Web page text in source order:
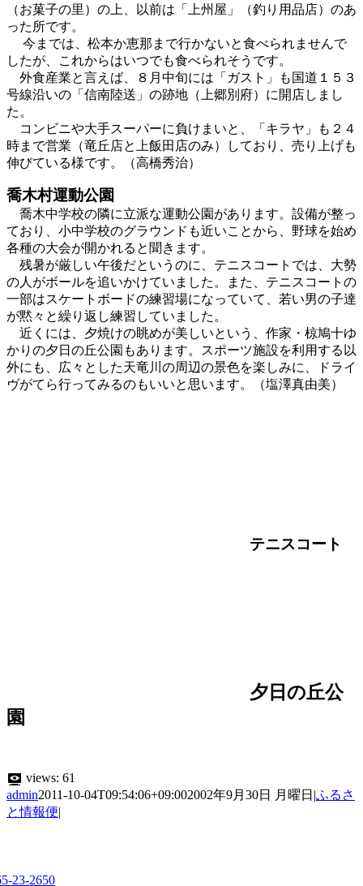
（お菓子の里）の上、以前は「上州屋」（釣り用品店）のあ
った所です。
今までは、松本か恵那まで行かないと食べられませんで
したが、これからはいつでも食べられそうです。
外食産業と言えば、８月中旬には「ガスト」も国道１５３
号線沿いの「信南陸送」の跡地（上郷別府）に開店しまし
た。
コンビニや大手スーパーに負けまいと、「キラヤ」も２４
時まで営業（竜丘店と上飯田店のみ）しており、売り上げも
伸びている様です。（高橋秀治）
喬木村運動公園
喬木中学校の隣に立派な運動公園があります。設備が整っ
ており、小中学校のグラウンドも近いことから、野球を始め
各種の大会が開かれると聞きます。
残暑が厳しい午後だというのに、テニスコートでは、大勢
の人がボールを追いかけていました。また、テニスコートの
一部はスケートボードの練習場になっていて、若い男の子達
が黙々と繰り返し練習していました。
近くには、夕焼けの眺めが美しいという、作家・椋鳩十ゆ
かりの夕日の丘公園もあります。スポーツ施設を利用する以
外にも、広々とした天竜川の周辺の景色を楽しみに、ドライ
ヴがてら行ってみるのもいいと思います。（塩澤真由美）
テニスコート
夕日の丘公
園
views: 61
admin2011-10-04T09:54:06+09:002002年9月30日 月曜日 |ふるさ
と情報便|
23-2650